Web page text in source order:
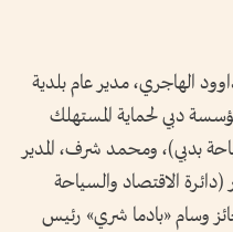
الهاجري، مدير عام بلدية
دبي لحماية المستهلك
بدبي)، ومحمد شرف، المدير
الاقتصاد والسياحة
وسام «بادما شري» رئيس